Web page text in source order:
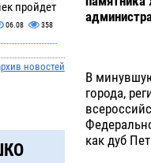
пройдет
06.08 358
Волги
новостей
В
города,
как дуб